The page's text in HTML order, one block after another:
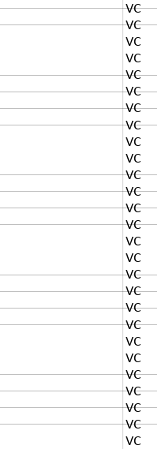
VC
VC
VC
VC
VC
VC
VC
VC
VC
VC
VC
VC
VC
VC
VC
VC
VC
VC
VC
VC
VC
VC
VC
VC
VC
VC
VC